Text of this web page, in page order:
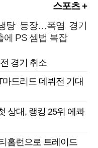
스포츠 +
탕 등장…폭염 경기
에 PS 셈법 복잡
경기 취소
드리드 데뷔전 기대
상대, 랭킹 25위 에콰
홈런으로 트레이드